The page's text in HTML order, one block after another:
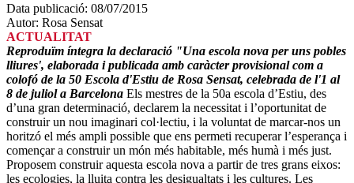
Data publicació: 08/07/2015
Autor: Rosa Sensat
ACTUALITAT
Reproduïm íntegra la declaració "Una escola nova per uns pobles
lliures', elaborada i publicada amb caràcter provisional com a
colofó de la 50 Escola d'Estiu de Rosa Sensat, celebrada de l'1 al
8 de juliol a Barcelona Els mestres de la 50a escola d’Estiu, des
d’una gran determinació, declarem la necessitat i l’oportunitat de
construir un nou imaginari col·lectiu, i la voluntat de marcar-nos un
horitzó el més ampli possible que ens permeti recuperar l’esperança i
començar a construir un món més habitable, més humà i més just.
Proposem construir aquesta escola nova a partir de tres grans eixos:
les ecologies, la lluita contra les desigualtats i les cultures. Les